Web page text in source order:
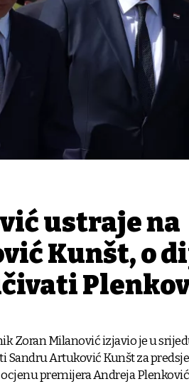
ustraje na
Kunšt, o
Zoran Milanović izjavio je u
Sandru Artuković Kunšt za
premijera Andreja